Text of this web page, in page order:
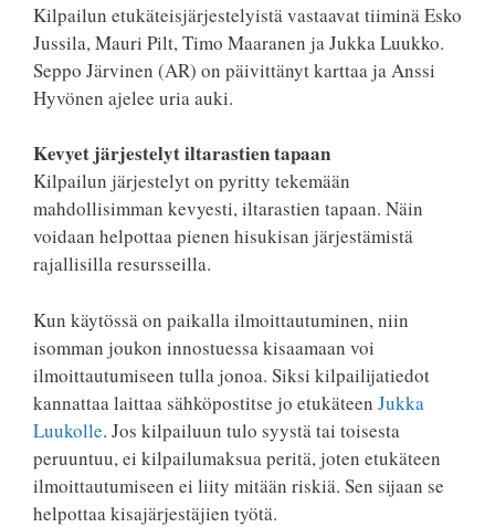
Kilpailun etukäteisjärjestelyistä vastaavat tiiminä Esko
Jussila, Mauri Pilt, Timo Maaranen ja Jukka Luukko.
Seppo Järvinen (AR) on päivittänyt karttaa ja Anssi
Hyvönen ajelee uria auki.
Kevyet järjestelyt iltarastien tapaan
Kilpailun järjestelyt on pyritty tekemään
mahdollisimman kevyesti, iltarastien tapaan. Näin
voidaan helpottaa pienen hisukisan järjestämistä
rajallisilla resursseilla.
Kun käytössä on paikalla ilmoittautuminen, niin
isomman joukon innostuessa kisaamaan voi
ilmoittautumiseen tulla jonoa. Siksi kilpailijatiedot
kannattaa laittaa sähköpostitse jo etukäteen Jukka
Luukolle. Jos kilpailuun tulo syystä tai toisesta
peruuntuu, ei kilpailumaksua peritä, joten etukäteen
ilmoittautumiseen ei liity mitään riskiä. Sen sijaan se
helpottaa kisajärjestäjien työtä.